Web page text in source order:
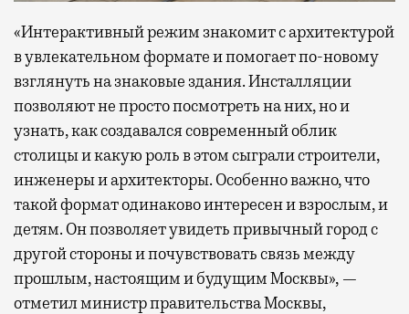
«Интерактивный режим знакомит с архитектурой
в увлекательном формате и помогает по-новому
взглянуть на знаковые здания. Инсталляции
позволяют не просто посмотреть на них, но и
узнать, как создавался современный облик
столицы и какую роль в этом сыграли строители,
инженеры и архитекторы. Особенно важно, что
такой формат одинаково интересен и взрослым, и
детям. Он позволяет увидеть привычный город с
другой стороны и почувствовать связь между
прошлым, настоящим и будущим Москвы», —
отметил министр правительства Москвы,